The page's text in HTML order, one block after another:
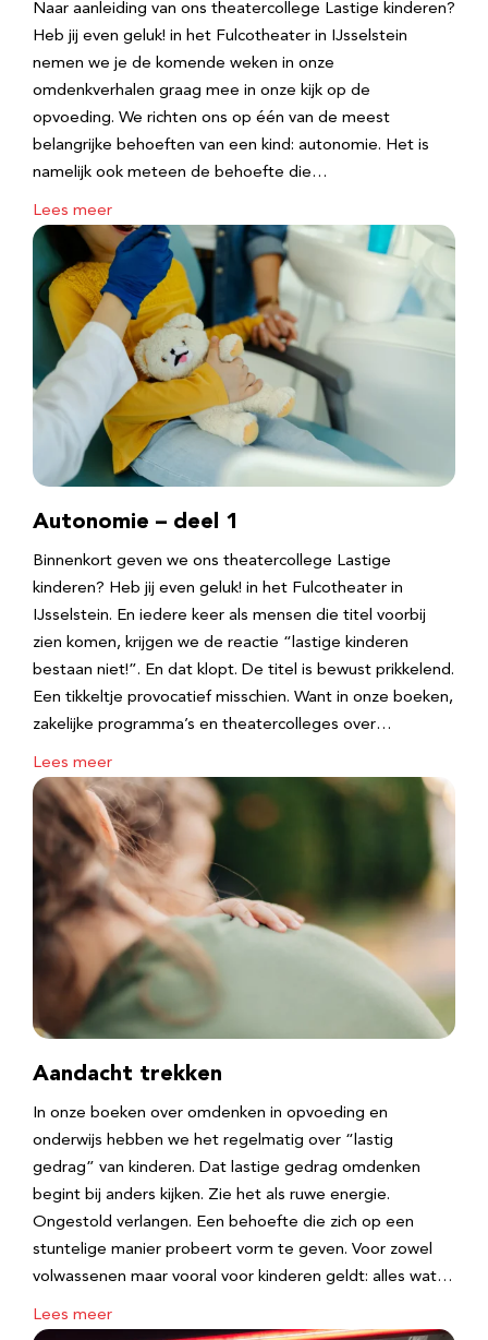
Naar aanleiding van ons theatercollege Lastige kinderen?
Heb jij even geluk! in het Fulcotheater in IJsselstein
nemen we je de komende weken in onze
omdenkverhalen graag mee in onze kijk op de
opvoeding. We richten ons op één van de meest
belangrijke behoeften van een kind: autonomie. Het is
namelijk ook meteen de behoefte die…
Lees meer
Autonomie – deel 1
Binnenkort geven we ons theatercollege Lastige
kinderen? Heb jij even geluk! in het Fulcotheater in
IJsselstein. En iedere keer als mensen die titel voorbij
zien komen, krijgen we de reactie “lastige kinderen
bestaan niet!”. En dat klopt. De titel is bewust prikkelend.
Een tikkeltje provocatief misschien. Want in onze boeken,
zakelijke programma’s en theatercolleges over…
Lees meer
Aandacht trekken
In onze boeken over omdenken in opvoeding en
onderwijs hebben we het regelmatig over “lastig
gedrag” van kinderen. Dat lastige gedrag omdenken
begint bij anders kijken. Zie het als ruwe energie.
Ongestold verlangen. Een behoefte die zich op een
stuntelige manier probeert vorm te geven. Voor zowel
volwassenen maar vooral voor kinderen geldt: alles wat…
Lees meer